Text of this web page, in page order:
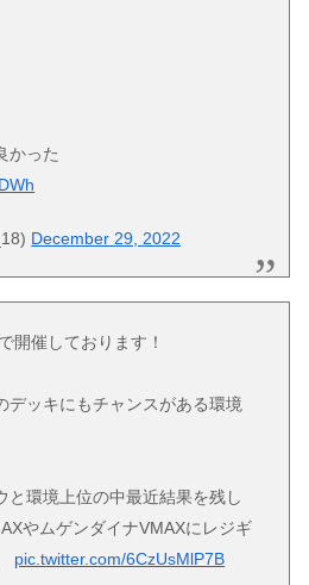
かった
December 29, 2022
開催しております！
デッキにもチャンスがある環境
と環境上位の中最近結果を残し
やムゲンダイナVMAXにレジギ
pic.twitter.com/6CzUsMlP7B